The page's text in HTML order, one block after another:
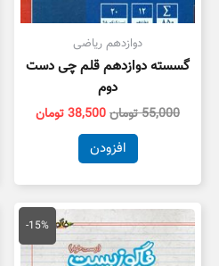
دوازدهم ریاضی
گسسته دوازدهم قلم چی دست
دوم
55,000تومان38,500تومان
افزودن
-15%
قیمت
اصلی
24,000 تومان
بود.
قیمت
فعلی
است.